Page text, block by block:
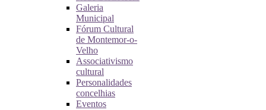
Galeria
Municipal
Fórum Cultural
de Montemor-o-
Velho
Associativismo
cultural
Personalidades
concelhias
Eventos